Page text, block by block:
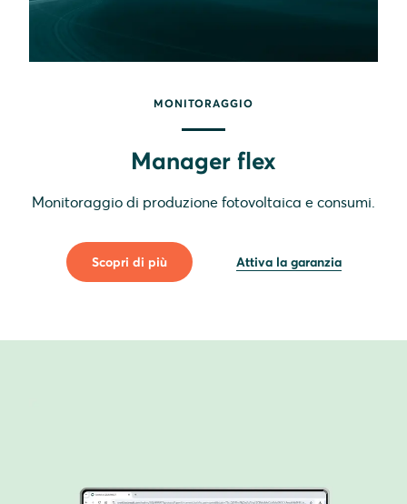
MONITORAGGIO
Manager flex
Monitoraggio di produzione fotovoltaica e consumi.
Scopri di più Attiva la garanzia